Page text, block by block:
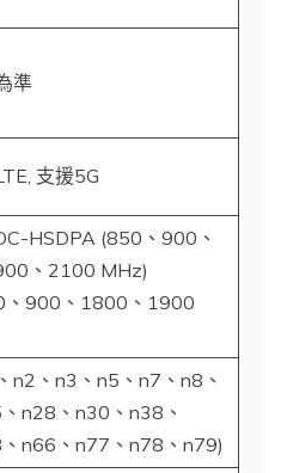
準
支援5G
HSDPA (850、900、
、2100 MHz)
、900、1800、1900
n2、n3、n5、n7、n8、
n28、n30、n38、
n66、n77、n78、n79)